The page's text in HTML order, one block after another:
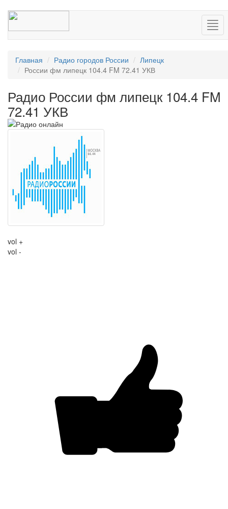
Главная Радио городов России
Липецк
России фм липецк 104.4 FM 72.41 УКВ
Радио России фм липецк 104.4 FM
72.41 УКВ
vol +
vol -